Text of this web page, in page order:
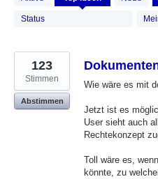
Status
gefundene
Ergebnisse
Wie wäre es mit
Jetzt ist es
User sieht auch
Rechtekonzept
Toll wäre es,
könnte, zu
123
Stimmen
Abstimmen